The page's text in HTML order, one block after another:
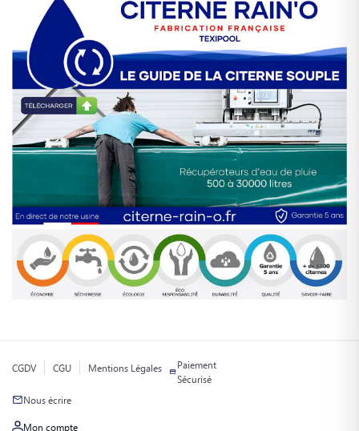
CGDV CGU Mentions Légales
Paiement
Sécurisé
Nous écrire
Mon compte